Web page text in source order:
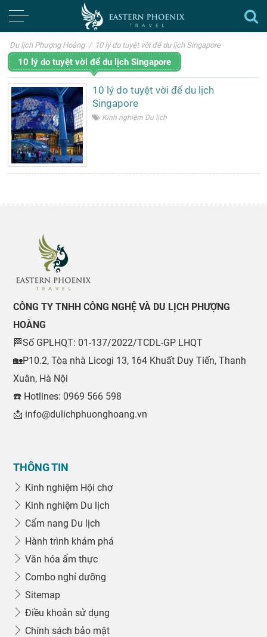
Du lịch Phượng Hoàng / 10 lý do tuyệt vời để du lịch Singapore
10 lý do tuyệt vời để du lịch Singapore
10 lý do tuyệt vời để du lịch
Singapore
Kinh nghiệm Du lịch
CÔNG TY TNHH CÔNG NGHỆ VÀ DU LỊCH PHƯỢNG
HOÀNG
🏁Số GPLHQT: 01-137/2022/TCDL-GP LHQT
🏡P10.2, Tòa nhà Licogi 13, 164 Khuất Duy Tiến, Thanh
Xuân, Hà Nội
☎️ Hotlines: 0969 566 598
📩 info@dulichphuonghoang.vn
THÔNG TIN
Kinh nghiệm Hội chợ
Kinh nghiệm Du lịch
Cẩm nang Du lịch
Hành trình khám phá
Văn hóa ẩm thực
Combo nghỉ dưỡng
Sitemap
Điều khoản sử dụng
Chính sách bảo mật